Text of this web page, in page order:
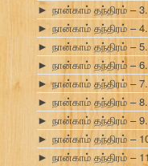
► நான்காம் தந்திரம் –
► நான்காம் தந்திரம் –
► நான்காம் தந்திரம் –
► நான்காம் தந்திரம் – 6.
► நான்காம் தந்திரம் –
► நான்காம் தந்திரம் –
► நான்காம் தந்திரம் –
► நான்காம் தந்திரம் –
► நான்காம் தந்திரம் –